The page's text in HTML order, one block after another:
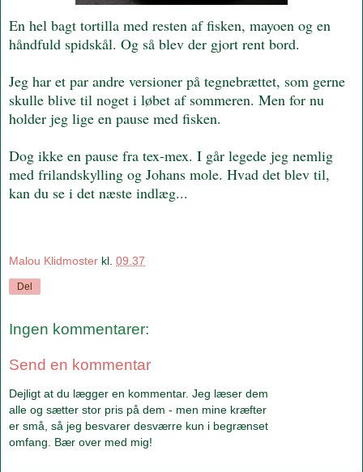
En hel bagt tortilla med resten af fisken, mayoen og en
håndfuld spidskål. Og så blev der gjort rent bord.
Jeg har et par andre versioner på tegnebrættet, som gerne
skulle blive til noget i løbet af sommeren. Men for nu
holder jeg lige en pause med fisken.
Dog ikke en pause fra tex-mex. I går legede jeg nemlig
med frilandskylling og Johans mole. Hvad det blev til,
kan du se i det næste indlæg...
Malou Klidmoster kl. 09.37
Del
Ingen kommentarer:
Send en kommentar
Dejligt at du lægger en kommentar. Jeg læser dem
alle og sætter stor pris på dem - men mine kræfter
er små, så jeg besvarer desværre kun i begrænset
omfang. Bær over med mig!